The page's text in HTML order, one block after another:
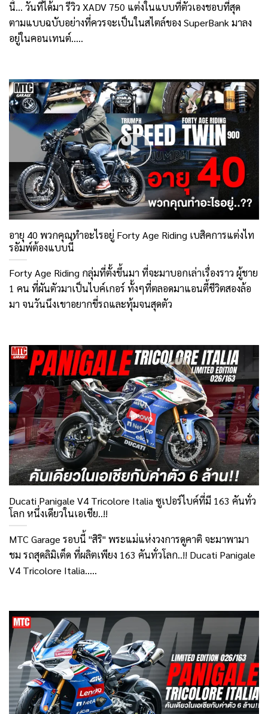
นี้… วันที่ได้มา รีวิว XADV 750 แต่งในแบบที่ตัวเองชอบที่สุด
ตามแบบฉบับอย่างที่ควรจะเป็นในสไตล์ของ SuperBank มาลง
อยู่ในคอนเทนต์.....
อายุ 40 พวกคุณทำอะไรอยู่ Forty Age Riding เบสิคการแต่งไท
รอัมพ์ต้องแบบนี้
Forty Age Riding กลุ่มที่ตั้งขึ้นมา ที่จะมาบอกเล่าเรื่องราว ผู้ชาย
1 คน ที่ผันตัวมาเป็นไบค์เกอร์ ทั้งๆที่ตลอดมาแอนตี้ชีวิตสองล้อ
มา จนวันนึงเขาอยากขี่รถและทุ้มจนสุดตัว
Ducati Panigale V4 Tricolore Italia ซูเปอร์ไบค์ที่มี 163 คันทั่ว
โลก หนึ่งเดียวในเอเชีย..!!
MTC Garage รอบนี้ "สิริ" พระแม่แห่งวงการดูคาติ จะมาพามา
ชม รถสุดลิมิเต็ด ที่ผลิตเพียง 163 คันทั่วโลก..!! Ducati Panigale
V4 Tricolore Italia.....